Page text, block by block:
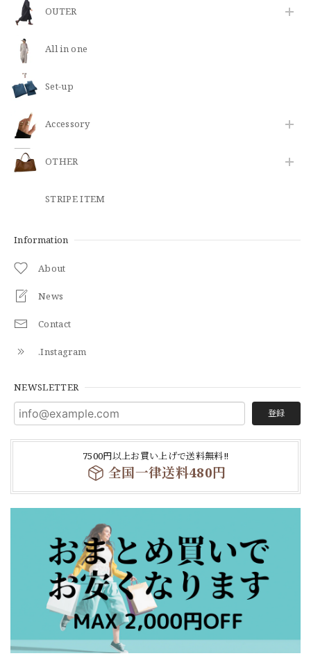
OUTER
All in one
Set-up
​Accessory
OTHER
STRIPE ITEM
Information
About
News
Contact
.Instagram
NEWSLETTER
登録
7500円以上お買い上げで送料無料‼
全国一律送料480円